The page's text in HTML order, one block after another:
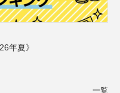
年夏》
一覧